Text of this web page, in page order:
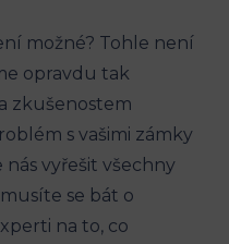
možné? Tohle není
opravdu tak
zkušenostem
s ​vašimi zámky
vyřešit‌ všechny⁤
se ‍bát⁢ o⁤
na to, co